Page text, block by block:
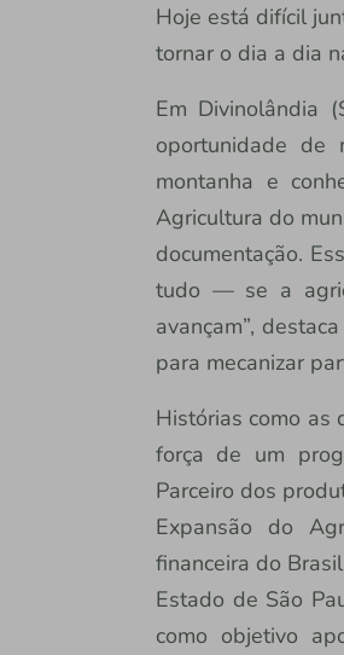
Hoje está difícil
tornar o dia a dia
Em Divinolândia
oportunidade
montanha e
Agricultura do
documentação.
tudo — se a
avançam”,
para mecanizar
Histórias como as
força de um
Parceiro dos
Expansão do
financeira do
Estado de São
como objetivo